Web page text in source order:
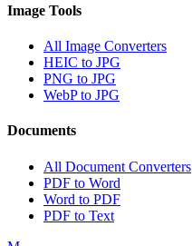
Image Tools
All Image Converters
HEIC to JPG
PNG to JPG
WebP to JPG
Documents
All Document Converters
PDF to Word
Word to PDF
PDF to Text